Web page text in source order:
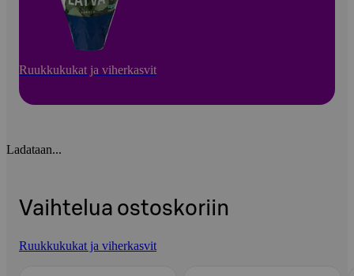
Ruukkukukat ja viherkasvit
Ladataan...
Vaihtelua ostoskoriin
Ruukkukukat ja viherkasvit